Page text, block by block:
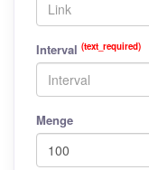
Interval (text_required)
Menge